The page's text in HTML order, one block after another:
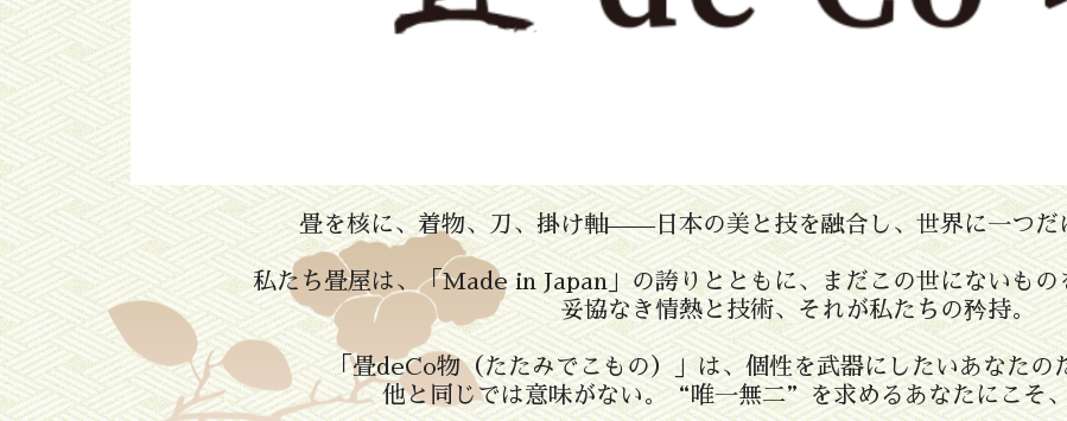
畳を核に、着物、刀、掛け軸——日本の美と技を融合し、世界に一つだ
私たち畳屋は、「Made in Japan」の誇りとともに、まだこの世にないもの
妥協なき情熱と技術、それが私たちの矜持。
「畳deCo物（たたみでこもの）」は、個性を武器にしたいあなたの
他と同じでは意味がない。“唯一無二”を求めるあなたにこそ